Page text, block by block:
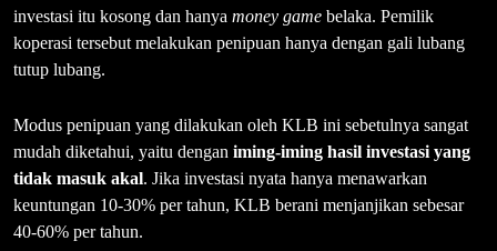
investasi itu kosong dan hanya money game belaka. Pemilik
koperasi tersebut melakukan penipuan hanya dengan gali lubang
tutup lubang.
Modus penipuan yang dilakukan oleh KLB ini sebetulnya sangat
mudah diketahui, yaitu dengan iming-iming hasil investasi yang
tidak masuk akal. Jika investasi nyata hanya menawarkan
keuntungan 10-30% per tahun, KLB berani menjanjikan sebesar
40-60% per tahun.